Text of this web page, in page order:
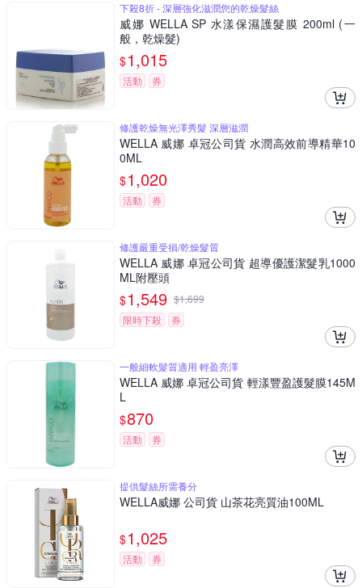
下殺8折 - 深層強化滋潤您的乾燥髮絲
威娜 WELLA SP 水漾保濕護髮膜 200ml (一
般，乾燥髮)
$1,015
活動 券
修護乾燥無光澤秀髮 深層滋潤
WELLA 威娜 卓冠公司貨 水潤高效前導精華10
0ML
$1,020
活動 券
修護嚴重受損/乾燥髮質
WELLA 威娜 卓冠公司貨 超導優護潔髮乳1000
ML附壓頭
$1,549 $1,699
限時下殺
券
一般細軟髮質適用 輕盈亮澤
WELLA 威娜 卓冠公司貨 輕漾豐盈護髮膜145M
L
$870
活動 券
提供髮絲所需養分
WELLA威娜 公司貨 山茶花亮質油100ML
$1,025
活動 券